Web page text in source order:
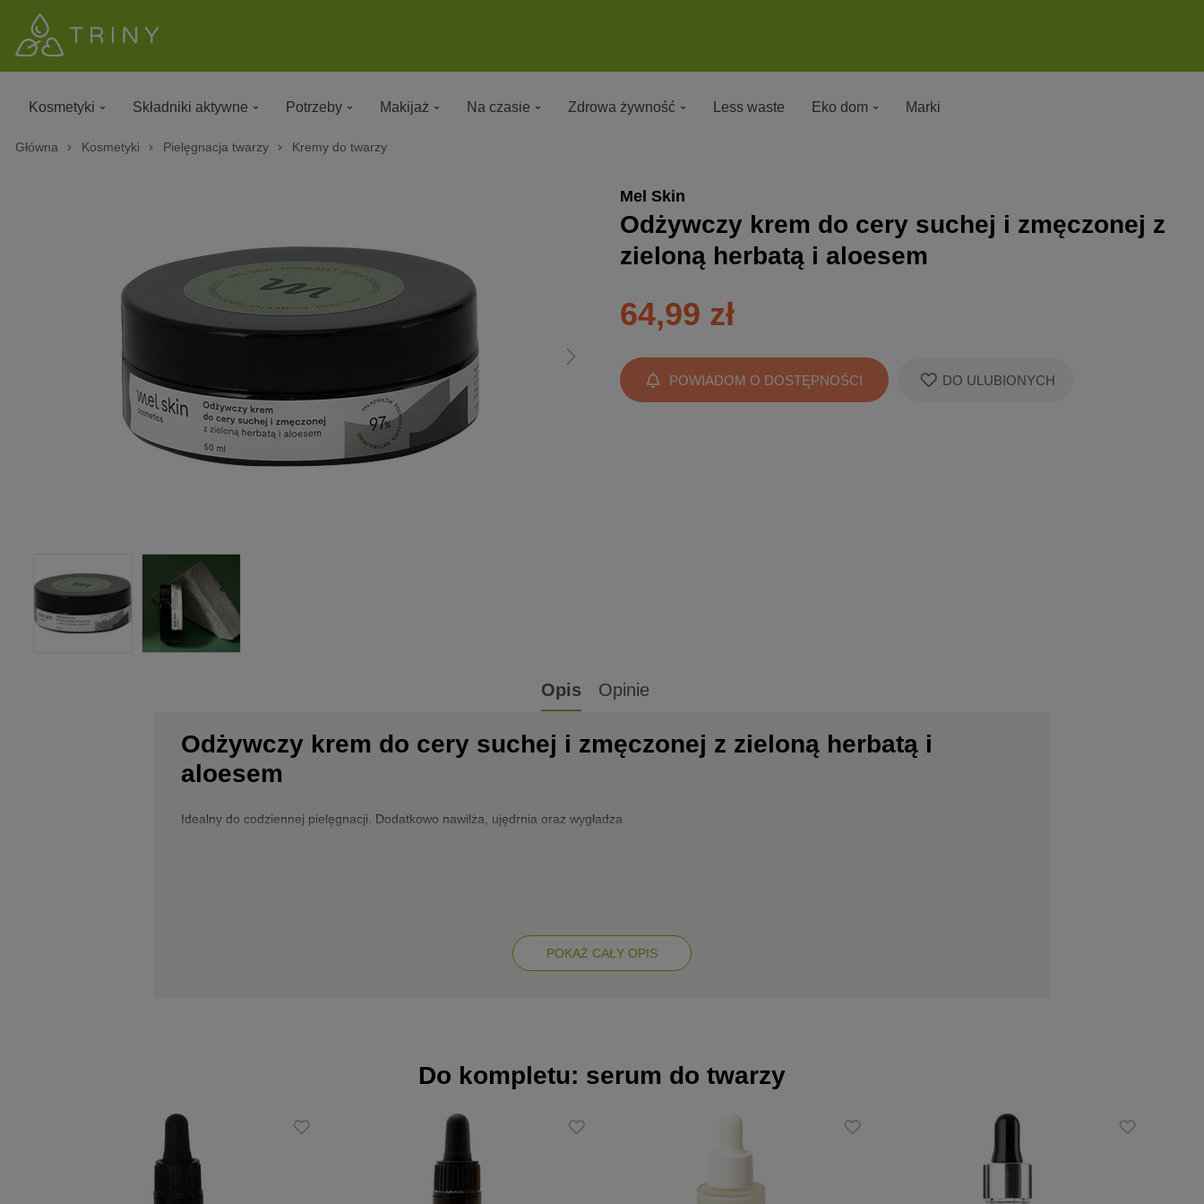
Kosmetyki Składniki aktywne Potrzeby Makijaż Na czasie Zdrowa żywność Less waste Eko dom Marki
Główna Kosmetyki Pielęgnacja twarzy Kremy do twarzy
Mel Skin
Odżywczy krem do cery suchej i zmęczonej z
zieloną herbatą i aloesem
64,99 zł
POWIADOM O DOSTĘPNOŚCI DO ULUBIONYCH
Opis Opinie
Odżywczy krem do cery suchej i zmęczonej z zieloną herbatą i
aloesem
Idealny do codziennej pielęgnacji. Dodatkowo nawilża, ujędrnia oraz wygładza
Odżywczy krem do cery suchej z zieloną herbatą i aloesem marki Mel Skin powstał z myślą o cerze szarej, zmęczonej, skłonnej do zmarszczek i
Odżywczy krem do cery suchej z zieloną herbatą i aloesem marki Mel Skin ma bogaty skład, w którym główne role grają aloes i zielona herbata. Ten
zmniejszając zaczerwienienia i odprężając. Wrażenie przyjemnego rozluźnienia trwa nawet do 12 godzin.
Większość składników pochodzi z roślin. Produkt bazuje na wysokiej jakości olejach tłoczonych na zimno, a w jego formule znajdują się silnie
nawilżające komponenty takie jak masło shea, D-panthenol, oliwa z oliwek czy olej słonecznikowy. Witamina E, nazywana także witaminą młodości,
zapobiega szkodliwemu działaniu wolnych rodników, a domieszka gliceryny roślinnej zabezpieczy naskórek przed nadmierną utratą wody.
POKAŻ CAŁY OPIS
Do kompletu: serum do twarzy